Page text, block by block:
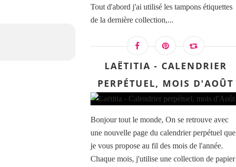
Tout d'abord j'ai utilisé les tampons étiquettes
de la dernière collection,...
LAËTITIA - CALENDRIER
PERPÉTUEL, MOIS D'AOÛT
Bonjour tout le monde, On se retrouve avec
une nouvelle page du calendrier perpétuel que
je vous propose au fil des mois de l'année.
Chaque mois, j'utilise une collection de papier